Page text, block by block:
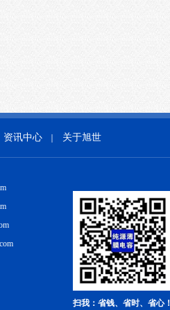
资讯中心 关于旭世
扫我：省钱、省时、省心！